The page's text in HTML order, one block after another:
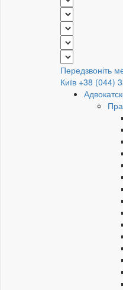
Передзвоніть
Київ +38 (044)